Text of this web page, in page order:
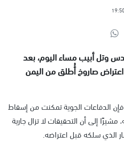
وتل أبيب مساء اليوم، بعد
صاروخ أُطلق من اليمن
فإن الدفاعات الجوية تمكنت من إسقاط
إلى أن التحقيقات لا تزال جارية
الذي سلكه قبل اعتراضه.